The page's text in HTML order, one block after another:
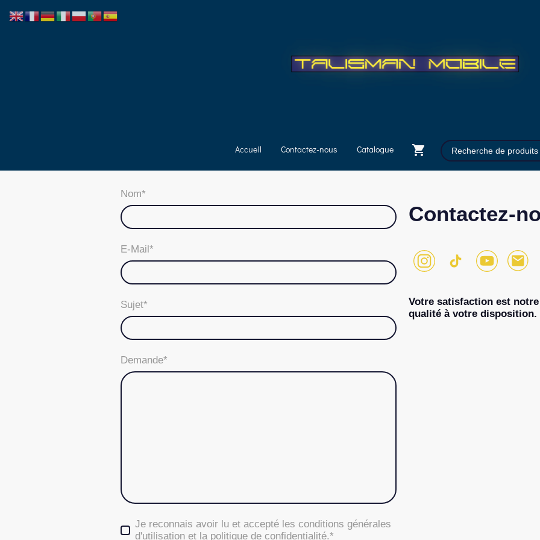
Accueil Contactez-nous Catalogue
Contactez-
Votre satisfaction est
qualité à votre disposition.
Nom*
E-Mail*
Sujet*
Demande*
Je reconnais avoir lu et accepté les conditions générales
d'utilisation et la politique de confidentialité.*